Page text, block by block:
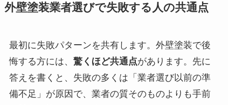
外壁塗装業者選びで失敗する人の共通点
最初に失敗パターンを共有します。外壁塗装で後
悔する方には、 驚くほど共通点があります。先に
答えを書くと、失敗の多くは「業者選び以前の準
備不足」が原因で、業者の質そのものよりも手前